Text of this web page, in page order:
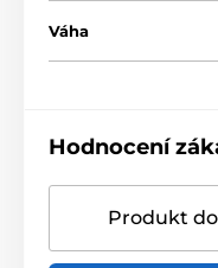
Váha
Hodnocení
Produkt